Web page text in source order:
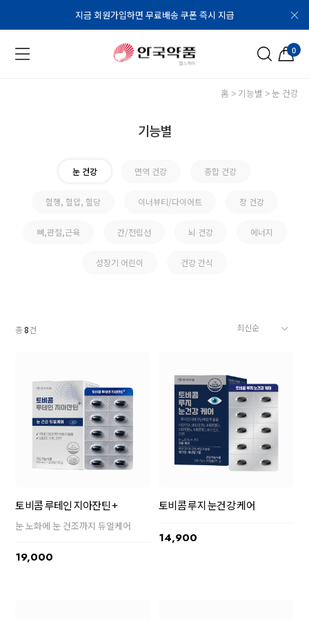
지금 회원가입하면 무료배송 쿠폰 즉시 지급
0
홈 기능별 눈 건강
기능별
눈 건강 면역 건강 종합 건강
혈행, 혈압, 혈당 이너뷰티/다이어트 장 건강
뼈,관절,근육 간/전립선 뇌 건강 에너지
성장기 어린이 건강 간식
총8건
토비콤 루테인 지아잔틴 +
눈 노화에 눈 건조까지 듀얼케어
19,000
토비콤 루지 눈건강 케어
14,900